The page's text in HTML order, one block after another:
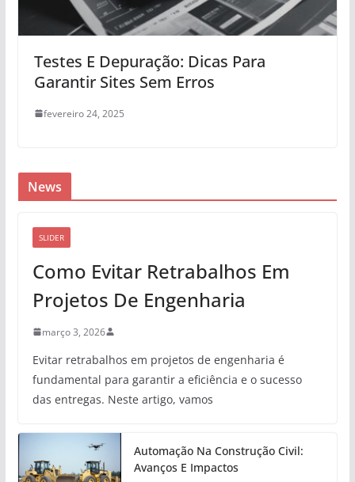
Testes E Depuração: Dicas Para
Garantir Sites Sem Erros
fevereiro 24, 2025
News
SLIDER
Como Evitar Retrabalhos Em
Projetos De Engenharia
março 3, 2026
Evitar retrabalhos em projetos de engenharia é
fundamental para garantir a eficiência e o sucesso
das entregas. Neste artigo, vamos
Automação Na Construção Civil:
Avanços E Impactos